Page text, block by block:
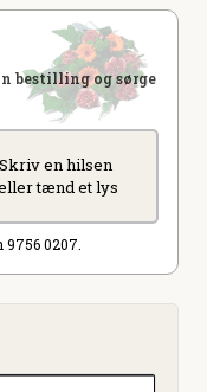
bestilling og sørge
Skriv en hilsen
tænd et lys
0207.